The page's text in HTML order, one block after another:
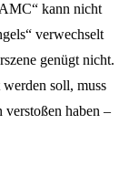
kann nicht
verwechselt
genügt nicht.
soll, muss
verstoßen haben –